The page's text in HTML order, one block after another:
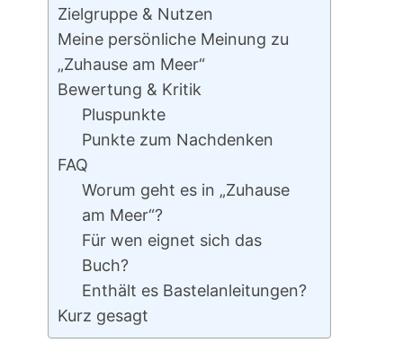
Zielgruppe & Nutzen
Meine persönliche Meinung zu
„Zuhause am Meer“
Bewertung & Kritik
Pluspunkte
Punkte zum Nachdenken
FAQ
Worum geht es in „Zuhause
am Meer“?
Für wen eignet sich das
Buch?
Enthält es Bastelanleitungen?
Kurz gesagt